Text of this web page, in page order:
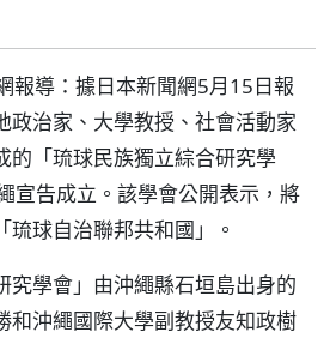
報導：據日本新聞網5月15日報
政治家、大學教授、社會活動家
的「琉球民族獨立綜合研究學
宣告成立。該學會公開表示，將
球自治聯邦共和國」。
究學會」由沖繩縣石垣島出身的
和沖繩國際大學副教授友知政樹